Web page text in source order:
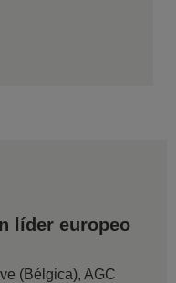
líder europeo
(Bélgica), AGC